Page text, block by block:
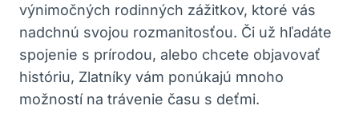
výnimočných⁣ rodinných zážitkov, ‍ktoré vás
nadchnú svojou rozmanitosťou. Či ​už hľadáte
spojenie s prírodou, alebo ⁤chcete objavovať
históriu, Zlatníky vám ponúkajú mnoho
možností na trávenie času s ⁢deťmi.